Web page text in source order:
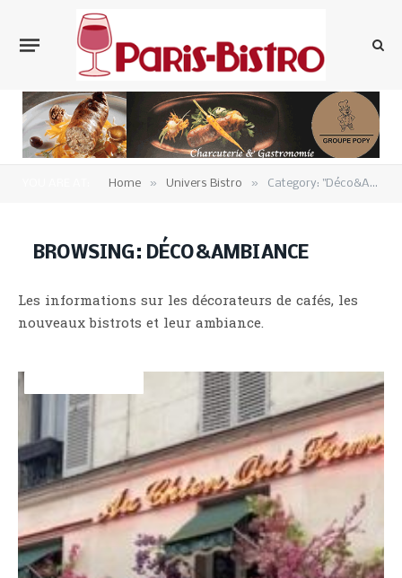
Home » Univers Bistro » Category: "Déco&Ambiance"
BROWSING: DÉCO&AMBIANCE
Les informations sur les décorateurs de cafés, les
nouveaux bistrots et leur ambiance.